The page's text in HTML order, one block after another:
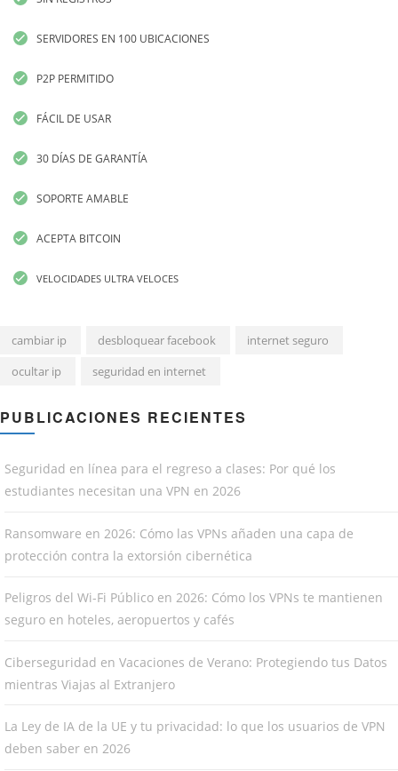
SERVIDORES EN 100 UBICACIONES
P2P PERMITIDO
FÁCIL DE USAR
30 DÍAS DE GARANTÍA
SOPORTE AMABLE
ACEPTA BITCOIN
VELOCIDADES ULTRA VELOCES
cambiar ip desbloquear facebook
internet seguro
ocultar ip
seguridad en internet
PUBLICACIONES RECIENTES
Seguridad en línea para el regreso a clases: Por qué los
estudiantes necesitan una VPN en 2026
Ransomware en 2026: Cómo las VPNs añaden una capa de
protección contra la extorsión cibernética
Peligros del Wi-Fi Público en 2026: Cómo los VPNs te mantienen
seguro en hoteles, aeropuertos y cafés
Ciberseguridad en Vacaciones de Verano: Protegiendo tus Datos
mientras Viajas al Extranjero
La Ley de IA de la UE y tu privacidad: lo que los usuarios de VPN
deben saber en 2026